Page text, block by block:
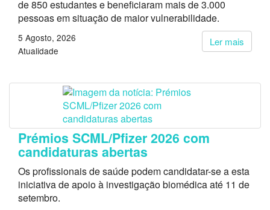
de 850 estudantes e beneficiaram mais de 3.000
pessoas em situação de maior vulnerabilidade.
Ler mais
5 Agosto, 2026
Atualidade
Prémios SCML/Pfizer 2026 com
candidaturas abertas
Os profissionais de saúde podem candidatar-se a esta
iniciativa de apoio à investigação biomédica até 11 de
setembro.